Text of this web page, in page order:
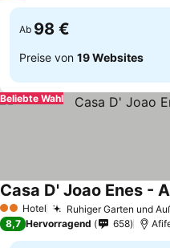
Ab 98 €
Preise von 19 Websites
Beliebte Wahl
2 Sterne
Hotel Ruhiger Garten und
Casa D' Joao Enes -
8,7 Hervorragend 658